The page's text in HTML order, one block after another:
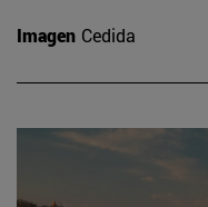
Imagen Cedida